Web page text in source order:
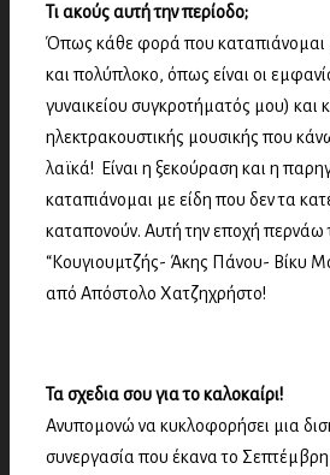
Τι ακούς αυτή την περίοδο;
Όπως κάθε φορά που καταπιάνομαι
και πολύπλοκο, όπως είναι οι
γυναικείου συγκροτήματός μου) και
ηλεκτρακουστικής μουσικής που
λαϊκά! Είναι η ξεκούραση και η
καταπιάνομαι με είδη που δεν τα
καταπονούν. Αυτή την εποχή περνάω
“Κουγιουμτζής- Άκης Πάνου- Βίκυ
από Απόστολο Χατζηχρήστο!
Τα σχεδια σου για το καλοκαίρι!
Ανυπομονώ να κυκλοφορήσει μια
συνεργασία που έκανα το